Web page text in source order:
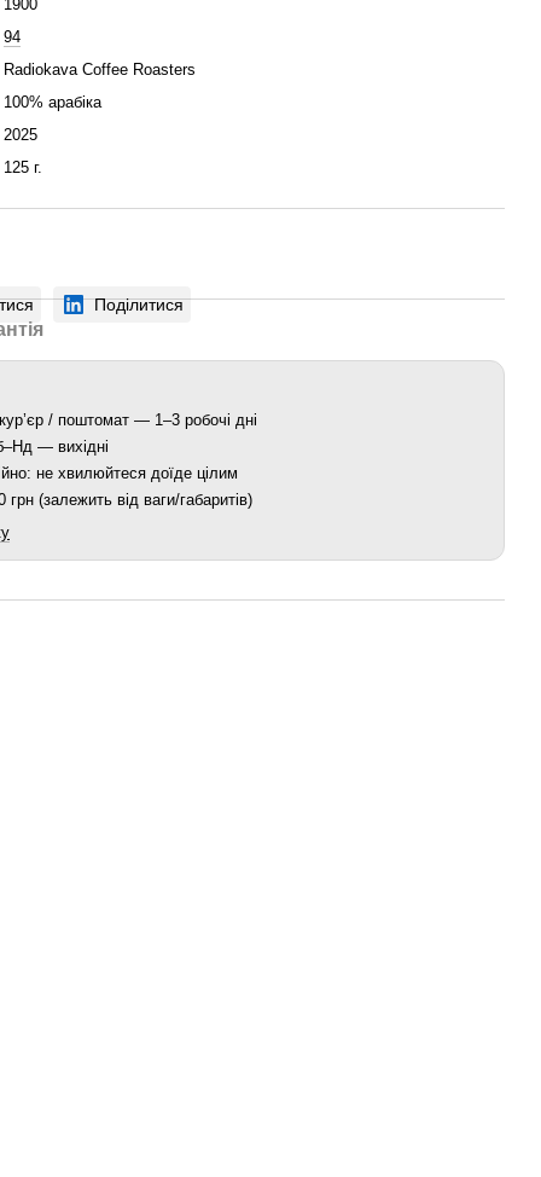
1900
94
Radiokava Coffee Roasters
100% арабіка
2025
125 г.
Поділитися
/ поштомат — 1–3 робочі дні
— вихідні
не хвилюйтеся доїде цілим
(залежить від ваги/габаритів)